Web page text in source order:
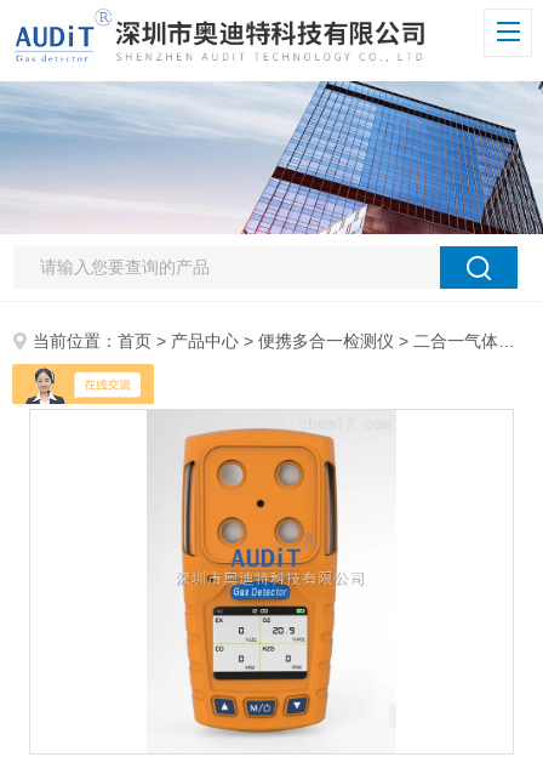
当前位置：首页 > 产品中心 >便携多合一检测仪 >二合一气体检测仪